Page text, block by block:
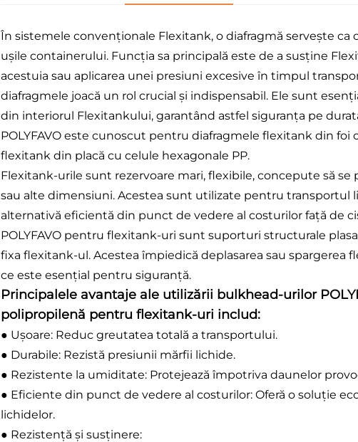
În sistemele convenționale Flexitank, o diafragmă servește ca
ușile containerului. Funcția sa principală este de a susține
acestuia sau aplicarea unei presiuni excesive în timpul
diafragmele joacă un rol crucial și indispensabil. Ele sunt
din interiorul Flexitankului, garantând astfel siguranța pe
POLYFAVO este cunoscut pentru diafragmele flexitank din
flexitank din placă cu celule hexagonale PP.
Flexitank-urile sunt rezervoare mari, flexibile, concepute să
sau alte dimensiuni. Acestea sunt utilizate pentru transportul
alternativă eficientă din punct de vedere al costurilor față de
POLYFAVO pentru flexitank-uri sunt suporturi structurale
fixa flexitank-ul. Acestea împiedică deplasarea sau
ce este esențial pentru siguranță.
Principalele avantaje ale utilizării bulkhead-urilor
polipropilenă pentru flexitank-uri includ:
● Ușoare: Reduc greutatea totală a transportului.
● Durabile: Rezistă presiunii mărfii lichide.
● Rezistente la umiditate: Protejează împotriva daunelor
● Eficiente din punct de vedere al costurilor: Oferă o soluție
lichidelor.
● Rezistență și susținere: